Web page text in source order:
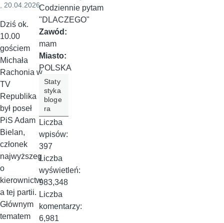
, 20.04.2026
Dziś ok.
10.00
gościem
Michała
Rachonia w
TV
Republika
był poseł
PiS Adam
Bielan,
członek
najwyższeg
o
kierownictw
a tej partii.
Głównym
tematem
Codziennie pytam
"DLACZEGO"
Zawód:
mam
Miasto:
POLSKA
Staty
styka
bloge
ra
Liczba
wpisów:
397
Liczba
wyświetleń:
983,348
Liczba
komentarzy:
6,981